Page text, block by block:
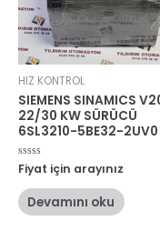
HIZ KONTROL
SIEMENS SINAMICS
22/30 KW SÜRÜCÜ
6SL3210-5BE32-2UV0
5
üzerinden
oy
aldı
Fiyat için arayınız
Devamını oku